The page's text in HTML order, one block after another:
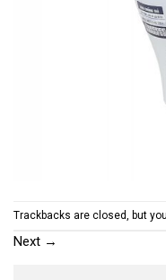
Trackbacks are closed, but
Next →